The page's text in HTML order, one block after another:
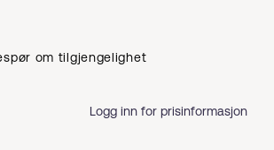
om tilgjengelighet
Logg inn for prisinformasjon